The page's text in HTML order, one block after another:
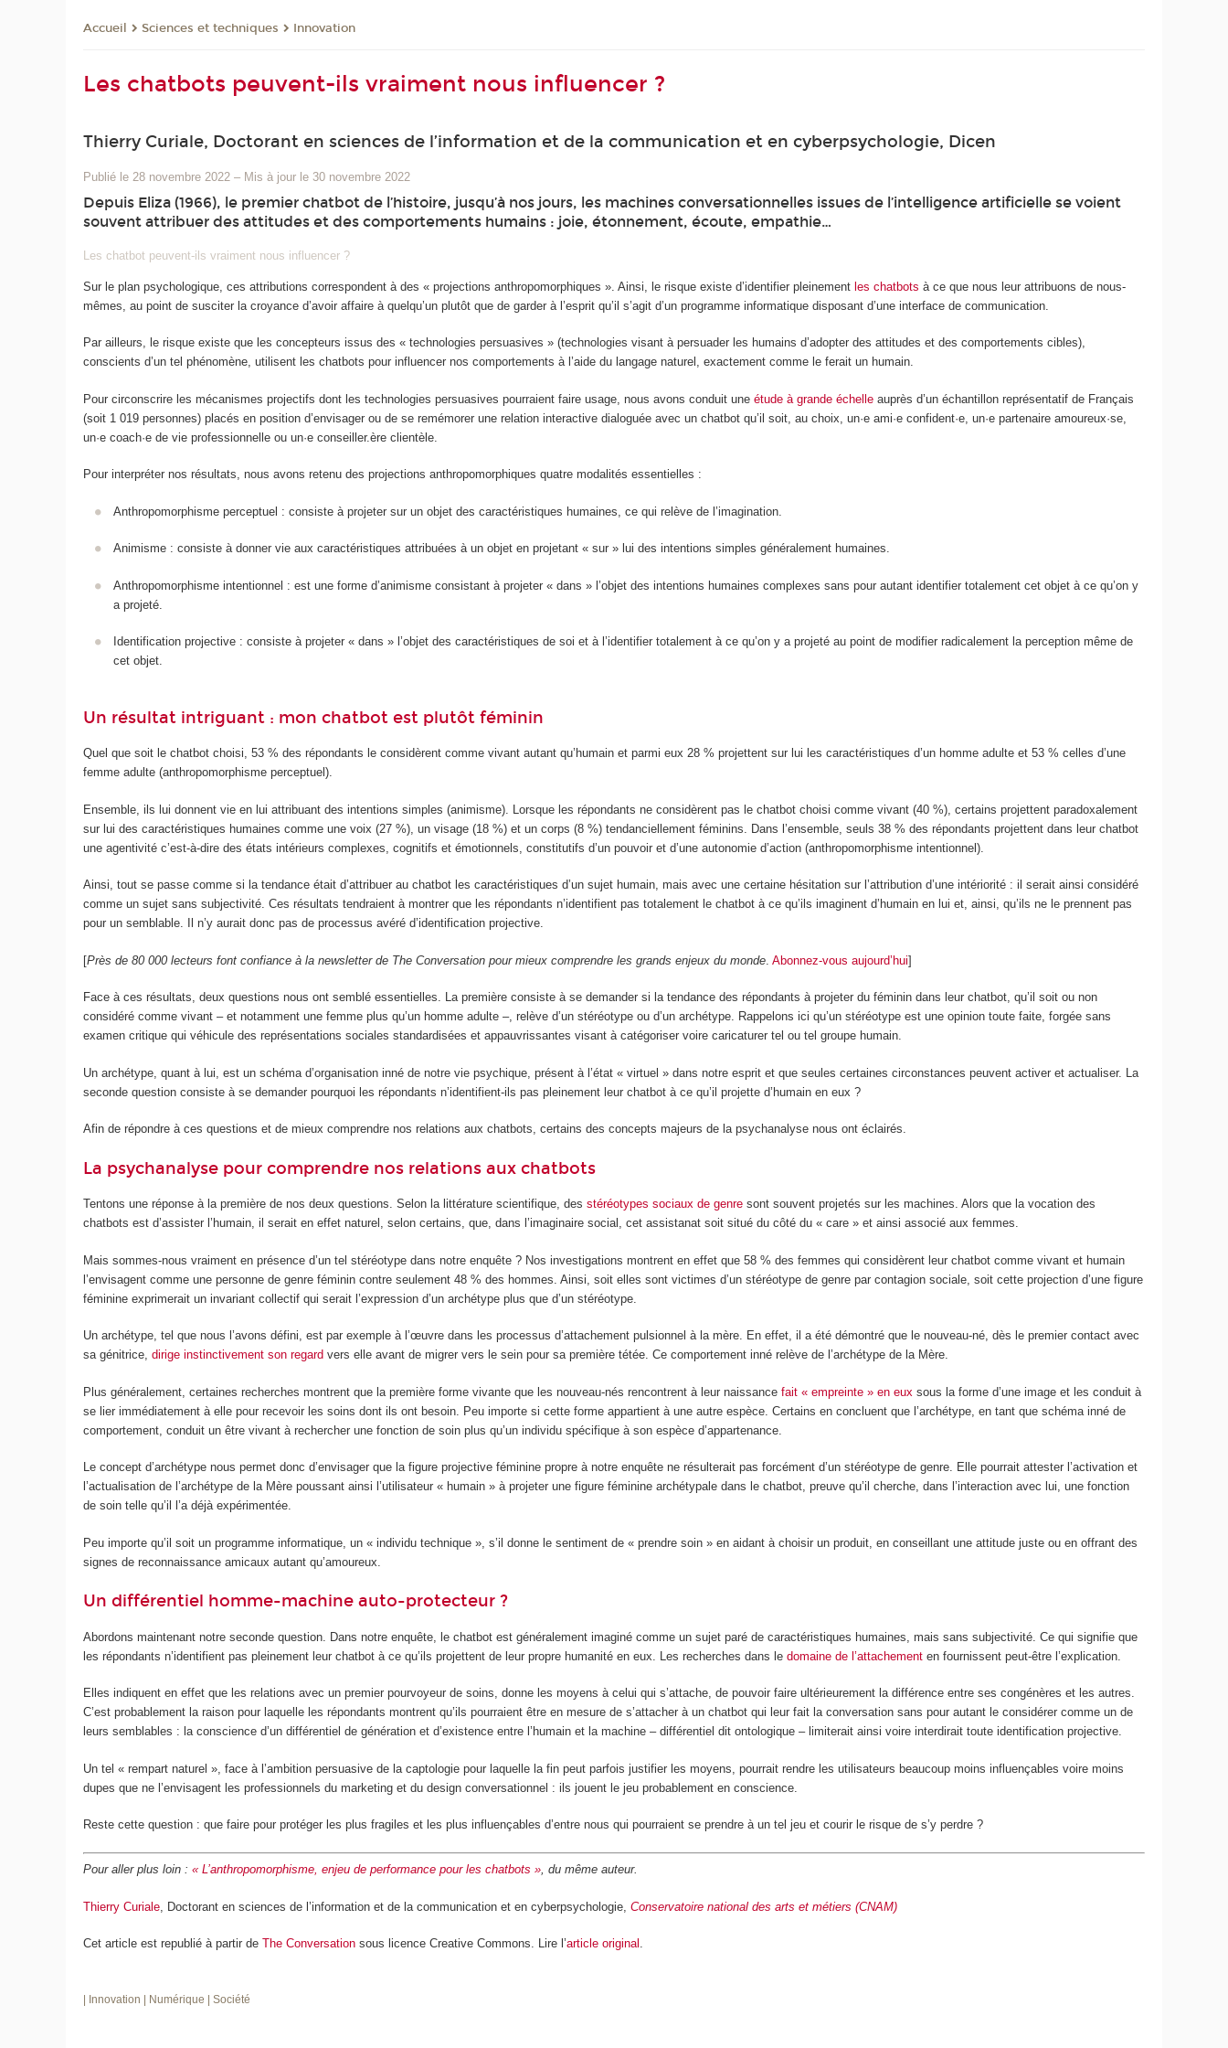
Accueil Sciences et techniques Innovation
Les chatbots peuvent-ils vraiment nous influencer ?
Thierry Curiale, Doctorant en sciences de l’information et de la communication et en cyberpsychologie, Dicen
Publié le 28 novembre 2022 – Mis à jour le 30 novembre 2022
Depuis Eliza (1966), le premier chatbot de l’histoire, jusqu’à nos jours, les machines conversationnelles issues de l’intelligence artificielle se voient
souvent attribuer des attitudes et des comportements humains : joie, étonnement, écoute, empathie…
Les chatbot peuvent-ils vraiment nous influencer ?
Sur le plan psychologique, ces attributions correspondent à des « projections anthropomorphiques ». Ainsi, le risque existe d’identifier pleinementles chatbots à ce que nous leur attribuons de nous-
mêmes, au point de susciter la croyance d’avoir affaire à quelqu’un plutôt que de garder à l’esprit qu’il s’agit d’un programme informatique disposant d’une interface de communication.
Par ailleurs, le risque existe que les concepteurs issus des « technologies persuasives » (technologies visant à persuader les humains d’adopter des attitudes et des comportements cibles),
conscients d’un tel phénomène, utilisent les chatbots pour influencer nos comportements à l’aide du langage naturel, exactement comme le ferait un humain.
Pour circonscrire les mécanismes projectifs dont les technologies persuasives pourraient faire usage, nous avons conduit uneétude à grande échelle auprès d’un échantillon représentatif de Français
(soit 1 019 personnes) placés en position d’envisager ou de se remémorer une relation interactive dialoguée avec un chatbot qu’il soit, au choix, un·e ami·e confident·e, un·e partenaire amoureux·se,
un·e coach·e de vie professionnelle ou un·e conseiller.ère clientèle.
Pour interpréter nos résultats, nous avons retenu des projections anthropomorphiques quatre modalités essentielles :
Anthropomorphisme perceptuel : consiste à projeter sur un objet des caractéristiques humaines, ce qui relève de l’imagination.
Animisme : consiste à donner vie aux caractéristiques attribuées à un objet en projetant « sur » lui des intentions simples généralement humaines.
Anthropomorphisme intentionnel : est une forme d’animisme consistant à projeter « dans » l’objet des intentions humaines complexes sans pour autant identifier totalement cet objet à ce qu’on y
a projeté.
Identification projective : consiste à projeter « dans » l’objet des caractéristiques de soi et à l’identifier totalement à ce qu’on y a projeté au point de modifier radicalement la perception même de
cet objet.
Un résultat intriguant : mon chatbot est plutôt féminin
Quel que soit le chatbot choisi, 53 % des répondants le considèrent comme vivant autant qu’humain et parmi eux 28 % projettent sur lui les caractéristiques d’un homme adulte et 53 % celles d’une
femme adulte (anthropomorphisme perceptuel).
Ensemble, ils lui donnent vie en lui attribuant des intentions simples (animisme). Lorsque les répondants ne considèrent pas le chatbot choisi comme vivant (40 %), certains projettent paradoxalement
sur lui des caractéristiques humaines comme une voix (27 %), un visage (18 %) et un corps (8 %) tendanciellement féminins. Dans l’ensemble, seuls 38 % des répondants projettent dans leur chatbot
une agentivité c’est-à-dire des états intérieurs complexes, cognitifs et émotionnels, constitutifs d’un pouvoir et d’une autonomie d’action (anthropomorphisme intentionnel).
Ainsi, tout se passe comme si la tendance était d’attribuer au chatbot les caractéristiques d’un sujet humain, mais avec une certaine hésitation sur l’attribution d’une intériorité : il serait ainsi considéré
comme un sujet sans subjectivité. Ces résultats tendraient à montrer que les répondants n’identifient pas totalement le chatbot à ce qu’ils imaginent d’humain en lui et, ainsi, qu’ils ne le prennent pas
pour un semblable. Il n’y aurait donc pas de processus avéré d’identification projective.
[Près de 80 000 lecteurs font confiance à la newsletter de The Conversation pour mieux comprendre les grands enjeux du monde .Abonnez-vous aujourd’hui]
Face à ces résultats, deux questions nous ont semblé essentielles. La première consiste à se demander si la tendance des répondants à projeter du féminin dans leur chatbot, qu’il soit ou non
considéré comme vivant – et notamment une femme plus qu’un homme adulte –, relève d’un stéréotype ou d’un archétype. Rappelons ici qu’un stéréotype est une opinion toute faite, forgée sans
examen critique qui véhicule des représentations sociales standardisées et appauvrissantes visant à catégoriser voire caricaturer tel ou tel groupe humain.
Un archétype, quant à lui, est un schéma d’organisation inné de notre vie psychique, présent à l’état « virtuel » dans notre esprit et que seules certaines circonstances peuvent activer et actualiser. La
seconde question consiste à se demander pourquoi les répondants n’identifient-ils pas pleinement leur chatbot à ce qu’il projette d’humain en eux ?
Afin de répondre à ces questions et de mieux comprendre nos relations aux chatbots, certains des concepts majeurs de la psychanalyse nous ont éclairés.
La psychanalyse pour comprendre nos relations aux chatbots
Tentons une réponse à la première de nos deux questions. Selon la littérature scientifique, desstéréotypes sociaux de genre sont souvent projetés sur les machines. Alors que la vocation des
chatbots est d’assister l’humain, il serait en effet naturel, selon certains, que, dans l’imaginaire social, cet assistanat soit situé du côté du « care » et ainsi associé aux femmes.
Mais sommes-nous vraiment en présence d’un tel stéréotype dans notre enquête ? Nos investigations montrent en effet que 58 % des femmes qui considèrent leur chatbot comme vivant et humain
l’envisagent comme une personne de genre féminin contre seulement 48 % des hommes. Ainsi, soit elles sont victimes d’un stéréotype de genre par contagion sociale, soit cette projection d’une figure
féminine exprimerait un invariant collectif qui serait l’expression d’un archétype plus que d’un stéréotype.
Un archétype, tel que nous l’avons défini, est par exemple à l’œuvre dans les processus d’attachement pulsionnel à la mère. En effet, il a été démontré que le nouveau-né, dès le premier contact avec
sa génitrice,dirige instinctivement son regard vers elle avant de migrer vers le sein pour sa première tétée. Ce comportement inné relève de l’archétype de la Mère.
Plus généralement, certaines recherches montrent que la première forme vivante que les nouveau-nés rencontrent à leur naissancefait « empreinte » en eux sous la forme d’une image et les conduit à
se lier immédiatement à elle pour recevoir les soins dont ils ont besoin. Peu importe si cette forme appartient à une autre espèce. Certains en concluent que l’archétype, en tant que schéma inné de
comportement, conduit un être vivant à rechercher une fonction de soin plus qu’un individu spécifique à son espèce d’appartenance.
Le concept d’archétype nous permet donc d’envisager que la figure projective féminine propre à notre enquête ne résulterait pas forcément d’un stéréotype de genre. Elle pourrait attester l’activation et
l’actualisation de l’archétype de la Mère poussant ainsi l’utilisateur « humain » à projeter une figure féminine archétypale dans le chatbot, preuve qu’il cherche, dans l’interaction avec lui, une fonction
de soin telle qu’il l’a déjà expérimentée.
Peu importe qu’il soit un programme informatique, un « individu technique », s’il donne le sentiment de « prendre soin » en aidant à choisir un produit, en conseillant une attitude juste ou en offrant des
signes de reconnaissance amicaux autant qu’amoureux.
Un différentiel homme-machine auto-protecteur ?
Abordons maintenant notre seconde question. Dans notre enquête, le chatbot est généralement imaginé comme un sujet paré de caractéristiques humaines, mais sans subjectivité. Ce qui signifie que
les répondants n’identifient pas pleinement leur chatbot à ce qu’ils projettent de leur propre humanité en eux. Les recherches dans ledomaine de l’attachement en fournissent peut-être l’explication.
Elles indiquent en effet que les relations avec un premier pourvoyeur de soins, donne les moyens à celui qui s’attache, de pouvoir faire ultérieurement la différence entre ses congénères et les autres.
C’est probablement la raison pour laquelle les répondants montrent qu’ils pourraient être en mesure de s’attacher à un chatbot qui leur fait la conversation sans pour autant le considérer comme un de
leurs semblables : la conscience d’un différentiel de génération et d’existence entre l’humain et la machine – différentiel dit ontologique – limiterait ainsi voire interdirait toute identification projective.
Un tel « rempart naturel », face à l’ambition persuasive de la captologie pour laquelle la fin peut parfois justifier les moyens, pourrait rendre les utilisateurs beaucoup moins influençables voire moins
dupes que ne l’envisagent les professionnels du marketing et du design conversationnel : ils jouent le jeu probablement en conscience.
Reste cette question : que faire pour protéger les plus fragiles et les plus influençables d’entre nous qui pourraient se prendre à un tel jeu et courir le risque de s’y perdre ?
Pour aller plus loin :« L’anthropomorphisme, enjeu de performance pour les chatbots », du même auteur.
Thierry Curiale , Doctorant en sciences de l’information et de la communication et en cyberpsychologie,Conservatoire national des arts et métiers (CNAM)
Cet article est republié à partir deThe Conversation sous licence Creative Commons. Lire l’article original .
| Innovation | Numérique | Société